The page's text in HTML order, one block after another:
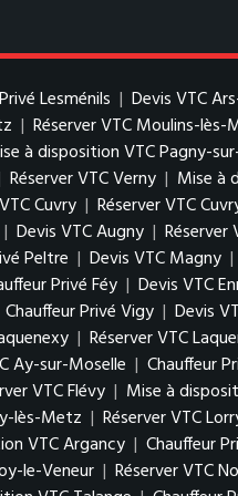
Lesménils | Devis VTC
| Réserver VTC Moulins-lès-
à disposition VTC Pagny-
Réserver VTC Verny | Mise à
Cuvry | Réserver VTC
| Devis VTC Augny | Réserver
Peltre | Devis VTC Magny |
Privé Féy | Devis VTC
Chauffeur Privé Vigy | Devis
| Réserver VTC
Ay-sur-Moselle | Chauffeur
VTC Flévy | Mise à
lès-Metz | Réserver VTC
VTC Argancy | Chauffeur
le-Veneur | Réserver VTC